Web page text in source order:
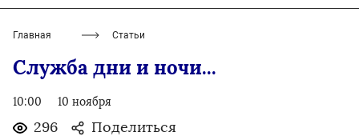
Главная Статьи
Служба дни и ночи...
10:00 10 ноября
296 Поделиться